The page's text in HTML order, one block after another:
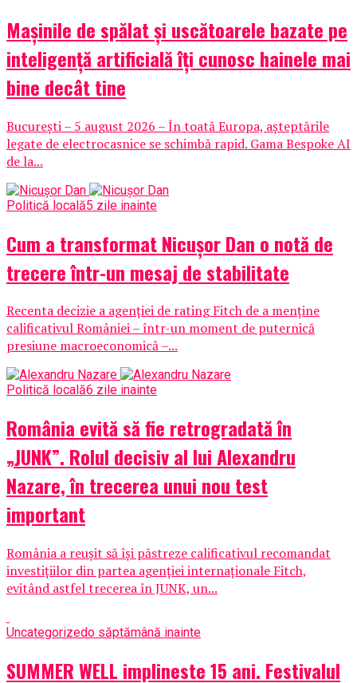
Mașinile de spălat și uscătoarele bazate pe
inteligență artificială îți cunosc hainele mai
bine decât tine
București – 5 august 2026 – În toată Europa, așteptările
legate de electrocasnice se schimbă rapid. Gama Bespoke AI
de la...
Politică locală5 zile inainte
Cum a transformat Nicușor Dan o notă de
trecere într-un mesaj de stabilitate
Recenta decizie a agenției de rating Fitch de a menține
calificativul României – într-un moment de puternică
presiune macroeconomică –...
Politică locală6 zile inainte
România evită să fie retrogradată în
„JUNK”. Rolul decisiv al lui Alexandru
Nazare, în trecerea unui nou test
important
România a reușit să își păstreze calificativul recomandat
investițiilor din partea agenției internaționale Fitch,
evitând astfel trecerea în JUNK, un...
Uncategorizedo săptămână inainte
SUMMER WELL implineste 15 ani. Festivalul